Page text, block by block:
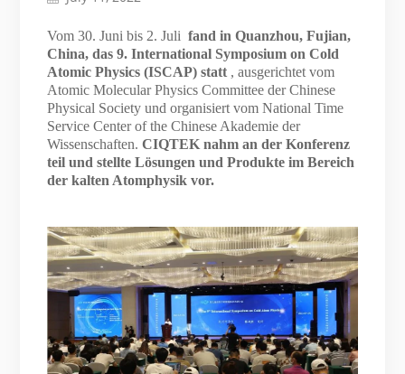
Vom 30. Juni bis 2. Julifand in Quanzhou, Fujian,
China, das 9. International Symposium on Cold
Atomic Physics (ISCAP) statt , ausgerichtet vom
Atomic Molecular Physics Committee der Chinese
Physical Society und organisiert vom National Time
Service Center of the Chinese Akademie der
Wissenschaften.CIQTEK nahm an der Konferenz
teil und stellte Lösungen und Produkte im Bereich
der kalten Atomphysik vor.